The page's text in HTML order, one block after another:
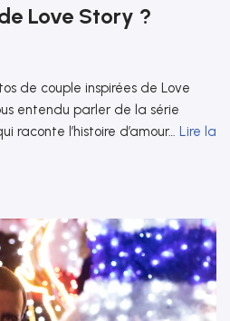
Love Story ?
de couple inspirées de Love
entendu parler de la série
raconte l’histoire d’amour… Lire la